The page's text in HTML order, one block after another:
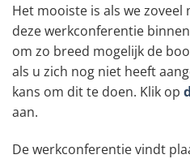
Het mooiste is als we
deze werkconferentie
om zo breed mogelijk de
als u zich nog niet heeft
kans om dit te doen. Klik op
aan.
De werkconferentie vindt